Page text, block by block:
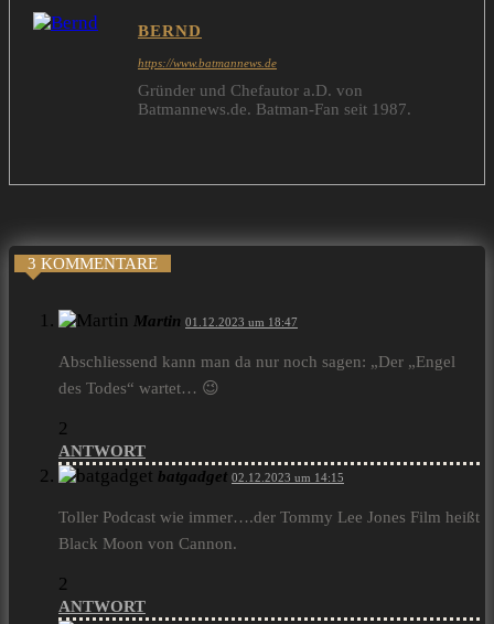
BERND
https://www.batmannews.de
Gründer und Chefautor a.D. von
Batmannews.de. Batman-Fan seit 1987.
3 KOMMENTARE
Martin 01.12.2023 um 18:47
Abschliessend kann man da nur noch sagen: „Der „Engel
des Todes“ wartet… 😉
2
ANTWORT
batgadget 02.12.2023 um 14:15
Toller Podcast wie immer….der Tommy Lee Jones Film heißt
Black Moon von Cannon.
2
ANTWORT